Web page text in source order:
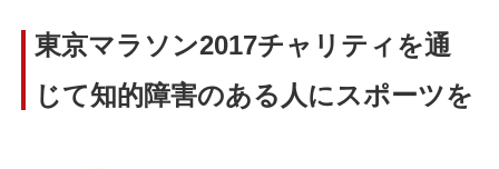
東京マラソン2017チャリティを通
じて知的障害のある人にスポーツを